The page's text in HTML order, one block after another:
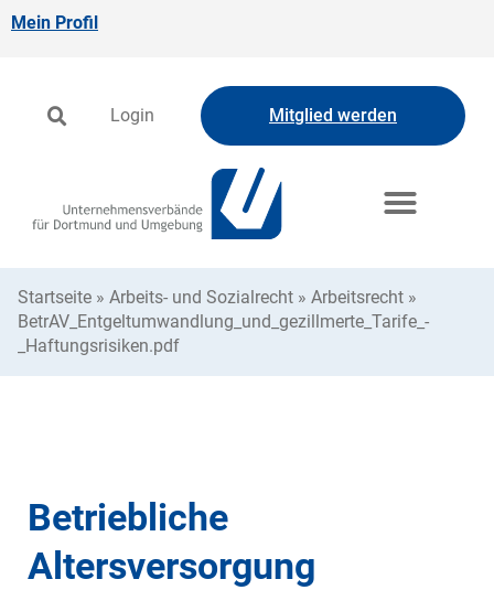
Mein Profil
Login Mitglied werden
Startseite » Arbeits- und Sozialrecht » Arbeitsrecht »
BetrAV_Entgeltumwandlung_und_gezillmerte_Tarife_-
_Haftungsrisiken.pdf
Betriebliche
Altersversorgung